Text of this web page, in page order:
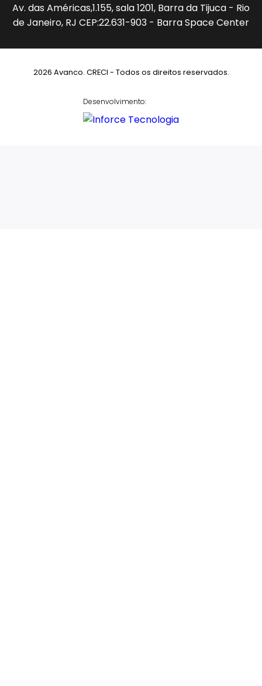
Av. das Américas,1.155, sala 1201, Barra da Tijuca - Rio
de Janeiro, RJ CEP:22.631-903 - Barra Space Center
2026 Avanco. CRECI - Todos os direitos reservados.
Desenvolvimento: